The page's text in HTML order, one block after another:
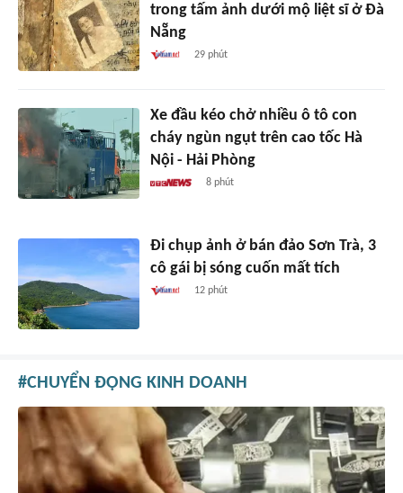
trong tấm ảnh dưới mộ liệt sĩ ở Đà
Nẵng
29 phút
Xe đầu kéo chở nhiều ô tô con
cháy ngùn ngụt trên cao tốc Hà
Nội - Hải Phòng
8 phút
Đi chụp ảnh ở bán đảo Sơn Trà, 3
cô gái bị sóng cuốn mất tích
12 phút
CHUYỂN ĐỘNG KINH DOANH